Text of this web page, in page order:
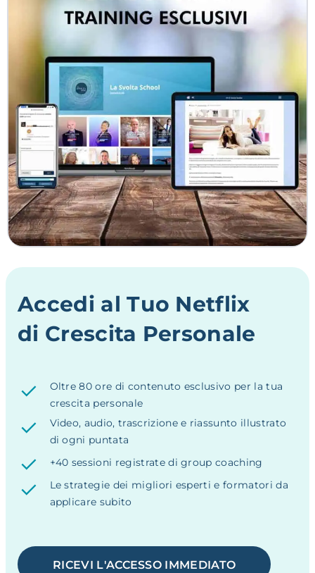
Accedi al Tuo Netflix
di Crescita Personale
Oltre 80 ore di contenuto esclusivo per la tua
crescita personale
Video, audio, trascrizione e riassunto illustrato
di ogni puntata
+40 sessioni registrate di group coaching
Le strategie dei migliori esperti e formatori da
applicare subito
RICEVI L'ACCESSO IMMEDIATO